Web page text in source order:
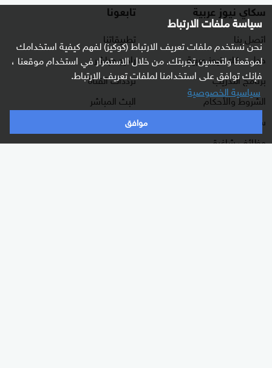
سياسة ملفات الارتباط
نحن نستخدم ملفات تعريف الارتباط (كوكيز) لفهم كيفية استخدامك
لموقعنا ولتحسين تجربتك. من خلال الاستمرار في استخدام موقعنا ،
فإنك توافق على استخدامنا لملفات تعريف الارتباط.
سياسية الخصوصية
موافق
سكاي نيوز عربية
اتصل بنا
حول سكاي نيوز عربية
برنامج التدريب
الشروط والأحكام
سياسة الخصوصية
وظائف شاغرة
تابعونا
تطبيقاتنا
راديو مباشر
ترددات القناة
البث المباشر
دليل البث